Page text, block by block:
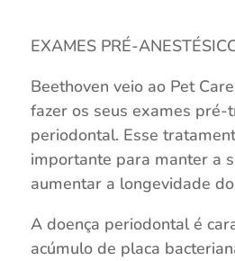
EXAMES PRÉ-
Beethoven veio ao Pet
fazer os seus exames pré-
periodontal. Esse
importante para manter a
aumentar a longevidade
A doença periodontal é
acúmulo de placa